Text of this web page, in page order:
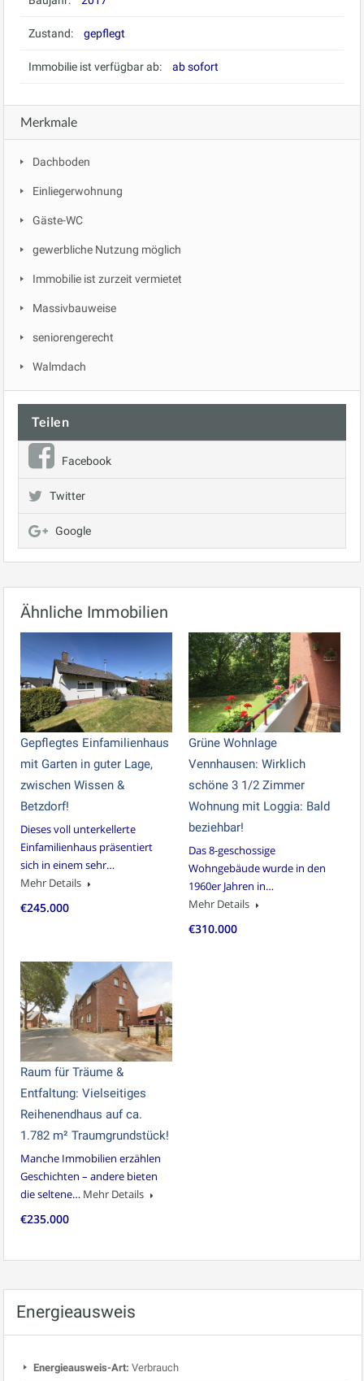
Zustand: gepflegt
Immobilie ist verfügbar ab: ab sofort
Merkmale
Dachboden
Einliegerwohnung
Gäste-WC
gewerbliche Nutzung möglich
Immobilie ist zurzeit vermietet
Massivbauweise
seniorengerecht
Walmdach
Teilen
Facebook
Twitter
Google
Ähnliche Immobilien
Gepflegtes Einfamilienhaus
mit Garten in guter Lage,
zwischen Wissen &
Betzdorf!
Dieses voll unterkellerte
Einfamilienhaus präsentiert
sich in einem sehr…
Mehr Details
€245.000
Grüne Wohnlage
Vennhausen: Wirklich
schöne 3 1/2 Zimmer
Wohnung mit Loggia: Bald
beziehbar!
Das 8-geschossige
Wohngebäude wurde in den
1960er Jahren in…
Mehr Details
€310.000
Raum für Träume &
Entfaltung: Vielseitiges
Reihenendhaus auf ca.
1.782 m² Traumgrundstück!
Manche Immobilien erzählen
Geschichten – andere bieten
die seltene… Mehr Details
€235.000
Energieausweis
Energieausweis-Art: Verbrauch